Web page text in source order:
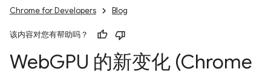
Chrome for Developers Blog
该内容对您有帮助吗？
WebGPU 的新变化 (Chrome